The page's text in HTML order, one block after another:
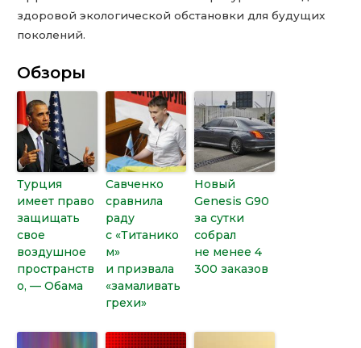
здоровой экологической обстановки для будущих
поколений.
Обзоры
Турция
имеет право
защищать
свое
воздушное
пространств
о, — Обама
Савченко
сравнила
раду
с «Титанико
м»
и призвала
«замаливать
грехи»
Новый
Genesis G90
за сутки
собрал
не менее 4
300 заказов